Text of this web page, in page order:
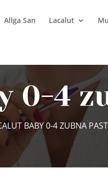
Allga San Lacalut
0-4
BABY 0-4 ZUBNA